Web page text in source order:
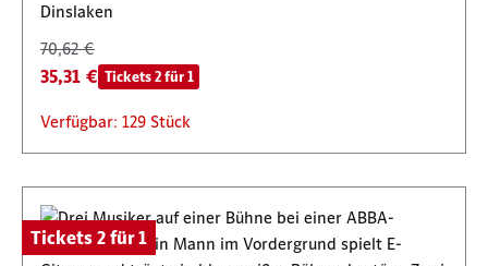
Dinslaken
70,62 €
35,31 € Tickets 2 für 1
Verfügbar: 129 Stück
Tickets 2 für 1